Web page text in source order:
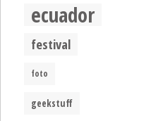
ecuador
festival
foto
geekstuff